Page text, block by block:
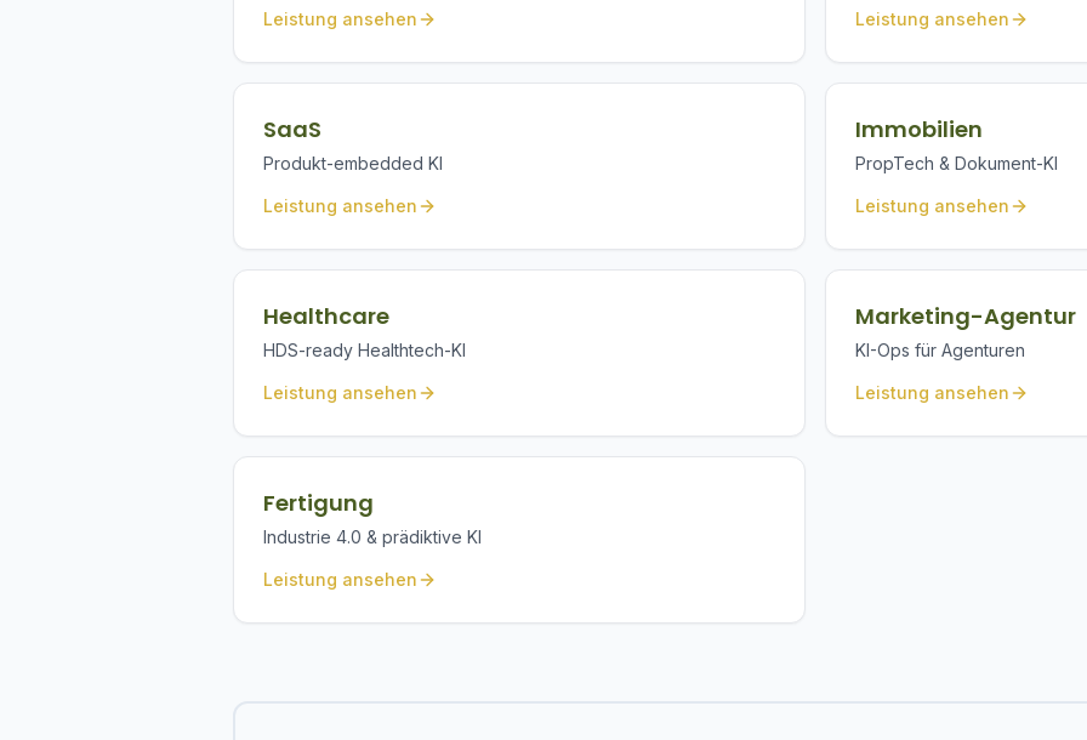
Leistung ansehen Leistung ansehen
SaaS
Produkt-embedded KI
Leistung ansehen
Immobilien
PropTech & Dokument-KI
Leistung ansehen
Healthcare
HDS-ready Healthtech-KI
Leistung ansehen
Marketing-Agentur
KI-Ops für Agenturen
Leistung ansehen
Fertigung
Industrie 4.0 & prädiktive KI
Leistung ansehen